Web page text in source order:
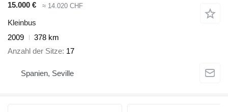
15.000 €
≈ 14.020 CHF
Kleinbus
2009
378 km
Anzahl der Sitze 17
Spanien, Seville